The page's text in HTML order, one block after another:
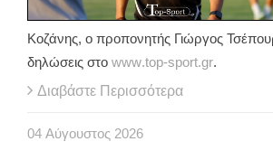
Κοζάνης, ο προπονητής Γιώργος
δηλώσεις στο www.top-sport.gr.
Διαβάστε Περισσότερα
04 Αύγουστος 2026